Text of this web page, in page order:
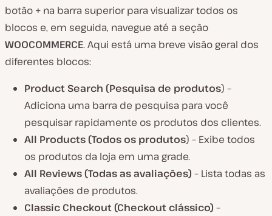
botão + na barra superior para visualizar todos os
blocos e, em seguida, navegue até a seção
WOOCOMMERCE. Aqui está uma breve visão geral dos
diferentes blocos:
Product Search (Pesquisa de produtos) –
Adiciona uma barra de pesquisa para você
pesquisar rapidamente os produtos dos clientes.
All Products (Todos os produtos) – Exibe todos
os produtos da loja em uma grade.
All Reviews(Todas as avaliações) – Lista todas as
avaliações de produtos.
Classic Checkout (Checkout clássico) –